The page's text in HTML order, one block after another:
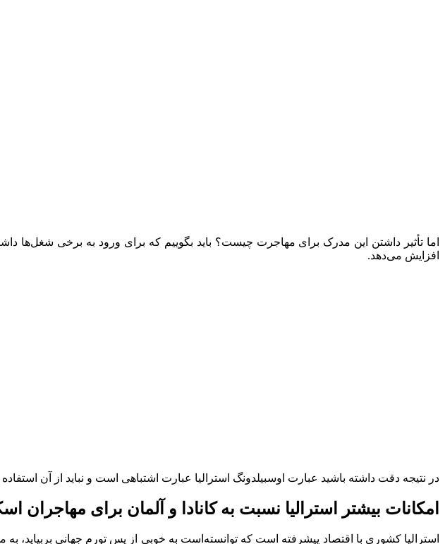
افزایش می‌دهد.
در نتیجه دقت داشته باشید عبارت اوسبیلدونگ استرالیا عبارت اشتباهی است و نباید از آن
امکانات بیشتر استرالیا نسبت به کانادا و آلمان برای مهاجران
استرالیا کشوری با اقتصاد پیشرفته است که توانسته‌است به خوبی از پس تورم جهانی